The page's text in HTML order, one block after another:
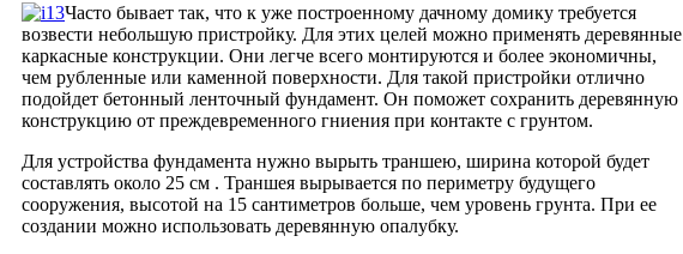
Часто бывает так, что к уже построенному дачному домику требуется
возвести небольшую пристройку. Для этих целей можно применять деревянные
каркасные конструкции. Они легче всего монтируются и более экономичны,
чем рубленные или каменной поверхности. Для такой пристройки отлично
подойдет бетонный ленточный фундамент. Он поможет сохранить деревянную
конструкцию от преждевременного гниения при контакте с грунтом.
Для устройства фундамента нужно вырыть траншею, ширина которой будет
составлять около 25 см . Траншея вырывается по периметру будущего
сооружения, высотой на 15 сантиметров больше, чем уровень грунта. При ее
создании можно использовать деревянную опалубку.